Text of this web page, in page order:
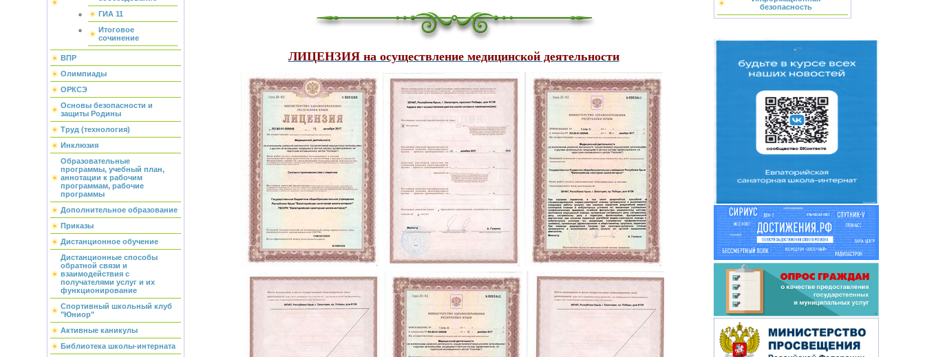
ГИА 11
Итоговое
сочинение
ВПР
Олимпиады
ОРКСЭ
Основы безопасности и
защиты Родины
Труд (технология)
Инклюзия
Образовательные
программы, учебный план,
аннотации к рабочим
программам, рабочие
программы
Дополнительное образование
Приказы
Дистанционное обучение
Дистанционные способы
обратной связи и
взаимодействия с
получателями услуг и их
функционирование
Спортивный школьный клуб
"Юниор"
Активные каникулы
Библиотека школы-интерната
ЛИЦЕНЗИЯ на осуществление медицинской деятельности
безопасность